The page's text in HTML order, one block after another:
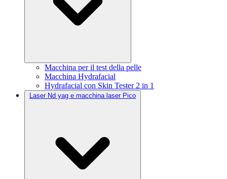
Macchina per il test della pelle
Macchina Hydrafacial
Hydrafacial con Skin Tester 2 in 1
Laser Nd yag e macchina laser Pico